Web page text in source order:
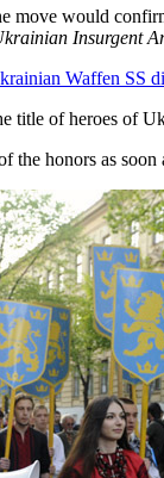
move would
Insurgent
Waffen SS
title of heroes of
the honors as